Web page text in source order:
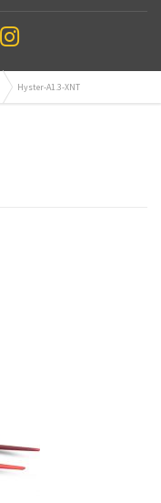
Hyster-A1.3-XNT